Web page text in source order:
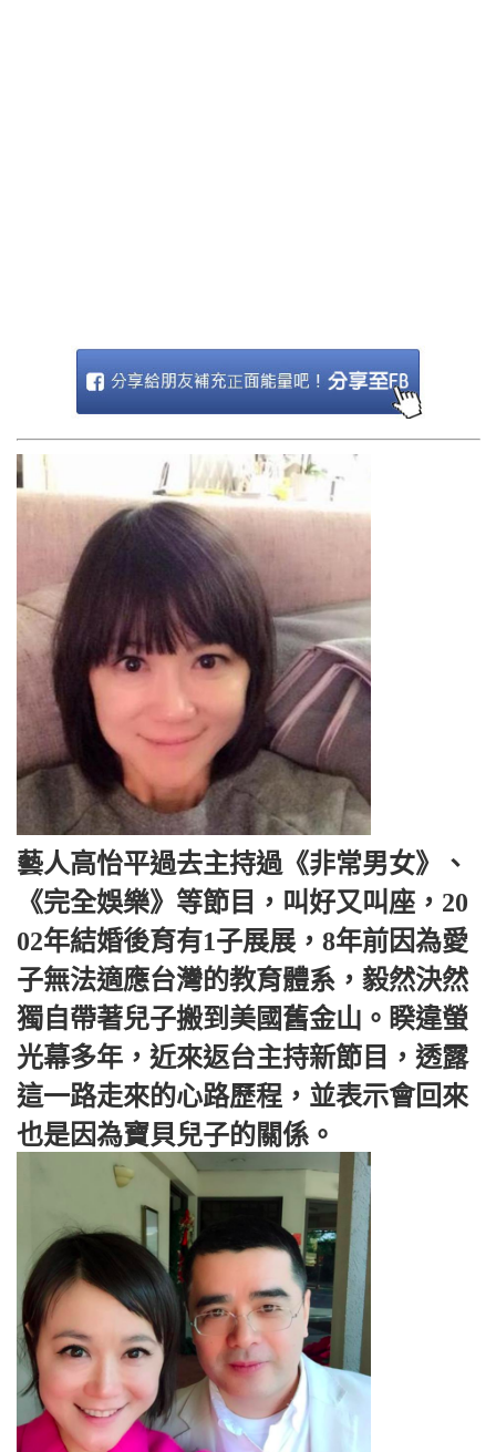
藝人高怡平過去主持過《非常男女》、
《完全娛樂》等節目，叫好又叫座，20
02年結婚後育有1子展展，8年前因為愛
子無法適應台灣的教育體系，毅然決然
獨自帶著兒子搬到美國舊金山。睽違螢
光幕多年，近來返台主持新節目，透露
這一路走來的心路歷程，並表示會回來
也是因為寶貝兒子的關係。